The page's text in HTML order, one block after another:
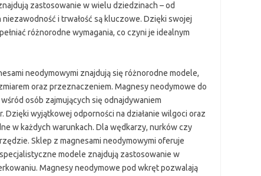
zastosowanie w wielu dziedzinach – od
i trwałość są kluczowe. Dzięki swojej
różnorodne wymagania, co czyni je idealnym
neodymowymi znajdują się różnorodne modele,
oraz przeznaczeniem. Magnesy neodymowe do
osób zajmujących się odnajdywaniem
wyjątkowej odporności na działanie wilgoci oraz
w każdych warunkach. Dla wędkarzy, nurków czy
Sklep z magnesami neodymowymi oferuje
modele znajdują zastosowanie w
Magnesy neodymowe pod wkręt pozwalają